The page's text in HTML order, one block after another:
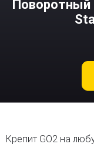
Поворотный
Крепит GO2 на